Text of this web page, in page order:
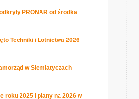
PRONAR od środka
Techniki i Lotnictwa 2026
w Siemiatyczach
roku 2025 i plany na 2026 w